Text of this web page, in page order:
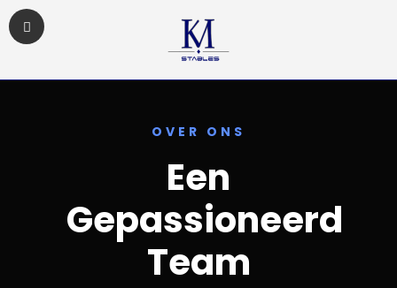
OVER ONS
Een
Gepassioneerd
Team